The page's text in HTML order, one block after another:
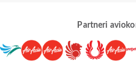
Partneri